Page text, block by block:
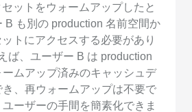
ットをウォームアップしたと
B も別の production 名前空間か
トにアクセスする必要があり
ば、ユーザー B は production
ムアップ済みのキャッシュデ
、再ウォームアップは不要で
ーザーの手間を簡素化できま